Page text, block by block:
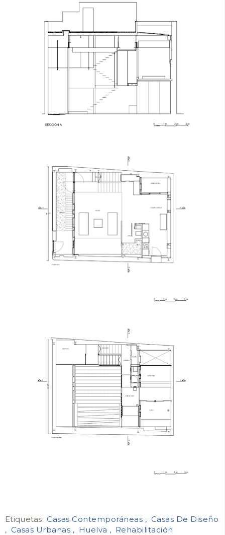
Etiquetas: Casas Contemporáneas
Casas De Diseño
Casas Urbanas
Huelva Rehabilitación